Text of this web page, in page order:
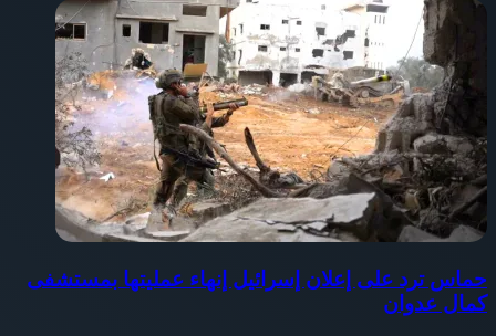
حماس ترد على إعلان إسرائيل إنهاء عمليتها بمستشفى
كمال عدوان